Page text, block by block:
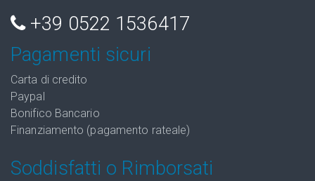
+39 0522 1536417
Pagamenti sicuri
Carta di credito
Paypal
Bonifico Bancario
Finanziamento (pagamento rateale)
Soddisfatti o Rimborsati